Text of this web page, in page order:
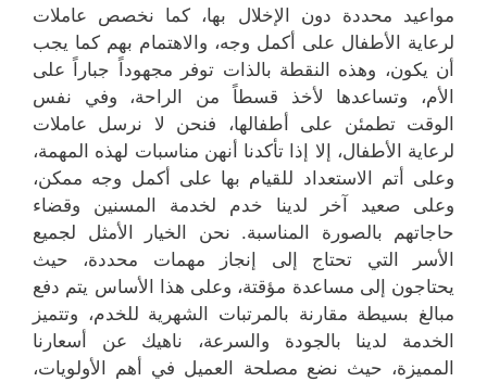
مواعيد محددة دون الإخلال بها، كما نخصص عاملات
لرعاية الأطفال على أكمل وجه، والاهتمام بهم كما يجب
أن يكون، وهذه النقطة بالذات توفر مجهوداً جباراً على
الأم، وتساعدها لأخذ قسطاً من الراحة، وفي نفس
الوقت تطمئن على أطفالها، فنحن لا نرسل عاملات
لرعاية الأطفال، إلا إذا تأكدنا أنهن مناسبات لهذه المهمة،
وعلى أتم الاستعداد للقيام بها على أكمل وجه ممكن،
وعلى صعيد آخر لدينا خدم لخدمة المسنين وقضاء
حاجاتهم بالصورة المناسبة. نحن الخيار الأمثل لجميع
الأسر التي تحتاج إلى إنجاز مهمات محددة، حيث
يحتاجون إلى مساعدة مؤقتة، وعلى هذا الأساس يتم دفع
مبالغ بسيطة مقارنة بالمرتبات الشهرية للخدم، وتتميز
الخدمة لدينا بالجودة والسرعة، ناهيك عن أسعارنا
المميزة، حيث نضع مصلحة العميل في أهم الأولويات،